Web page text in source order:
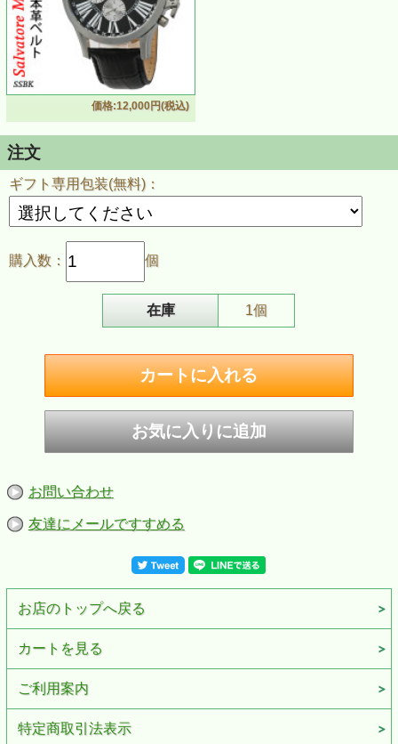
価格:12,000円(税込)
注文
ギフト専用包装(無料)：
購入数： 個
在庫 1個
お問い合わせ
友達にメールですすめる
お店のトップへ戻る
カートを見る
ご利用案内
特定商取引法表示